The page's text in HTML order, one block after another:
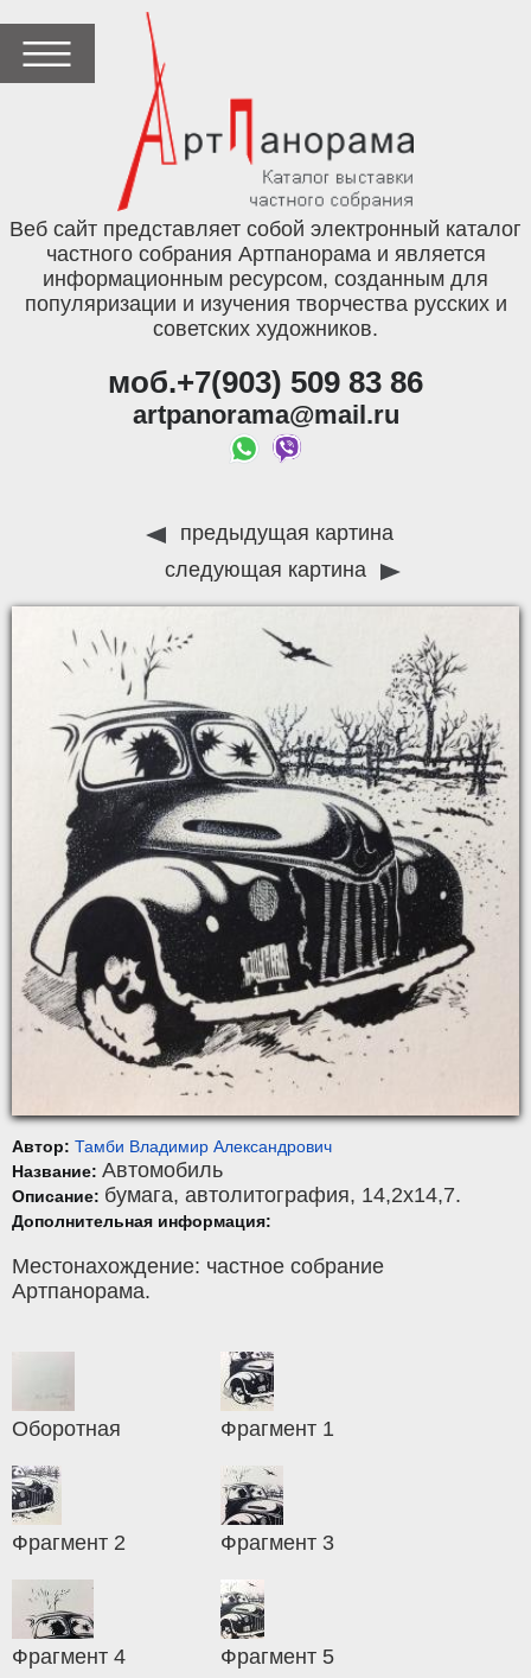
Веб сайт представляет собой электронный каталог
частного собрания Артпанорама и является
информационным ресурсом, созданным для
популяризации и изучения творчества русских и
советских художников.
моб.+7(903) 509 83 86
artpanorama@mail.ru
предыдущая картина
следующая картина
Автор: Тамби Владимир Александрович
Название: Автомобиль
Описание: бумага, автолитография, 14,2x14,7.
Дополнительная информация:
Местонахождение: частное собрание
Артпанорама.
Оборотная Фрагмент 1
Фрагмент 2 Фрагмент 3
Фрагмент 4 Фрагмент 5